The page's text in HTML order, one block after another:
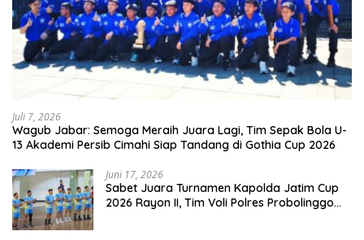
Juli 7, 2026
Wagub Jabar: Semoga Meraih Juara Lagi, Tim Sepak Bola U-
13 Akademi Persib Cimahi Siap Tandang di Gothia Cup 2026
Juni 17, 2026
Sabet Juara Turnamen Kapolda Jatim Cup
2026 Rayon II, Tim Voli Polres Probolinggo